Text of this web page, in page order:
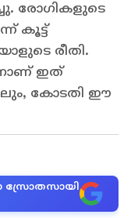
രോഗികളുടെ
കൂട്ട്
രീതി.
ഇത്
കോടതി ഈ
സ്രോതസായി